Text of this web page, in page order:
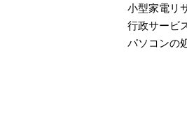
小型家電リ
行政サービ
パソコンの